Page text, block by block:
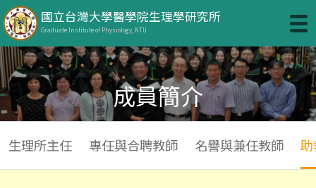
國立台灣大學醫學院生理學研究所
Graduate Institute of Physiology, NTU
成員簡介
生理所主任 專任與合聘教師 名譽與兼任教師